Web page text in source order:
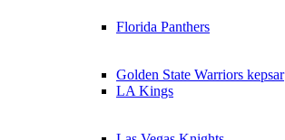
Florida Panthers
Golden State Warriors kepsar
LA Kings